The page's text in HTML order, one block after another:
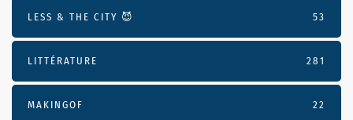
LESS & THE CITY 😈 53
LITTÉRATURE 281
MAKINGOF 22